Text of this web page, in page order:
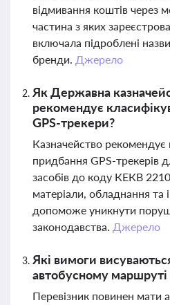
відмивання коштів через
частина з яких
включала підроблені
бренди. Джерело
Як Державна
рекомендує
GPS-трекери?
Казначейство рекомендує
придбання GPS-трекерів
засобів до коду КЕКВ
матеріали, обладнання та
допоможе уникнути
законодавства. Джерело
Які вимоги
автобусному
Перевізник повинен мати